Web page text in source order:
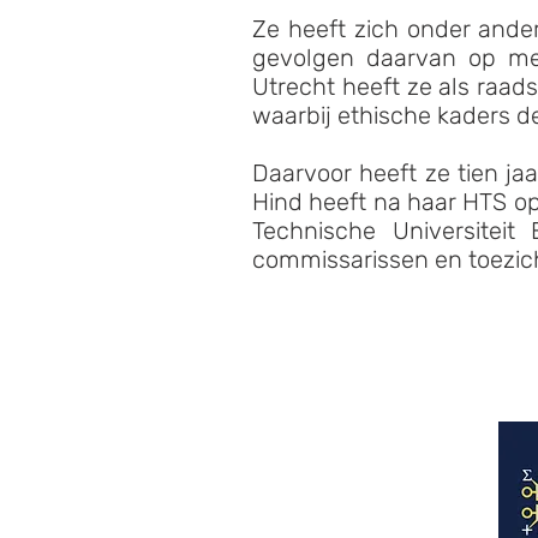
Ze heeft zich onder
gevolgen daarvan op
Utrecht heeft ze als
waarbij ethische kaders
Daarvoor heeft ze tien
Hind heeft na haar HTS
Technische
commissarissen en